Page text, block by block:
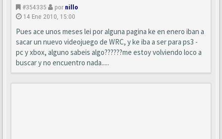
#354335 por nillo
14 Ene 2010, 15:00
Pues ace unos meses lei por alguna pagina ke en enero iban a
sacar un nuevo videojuego de WRC, y ke iba a ser para ps3 -
pc y xbox, alguno sabeis algo??????me estoy volviendo loco a
buscar y no encuentro nada.....